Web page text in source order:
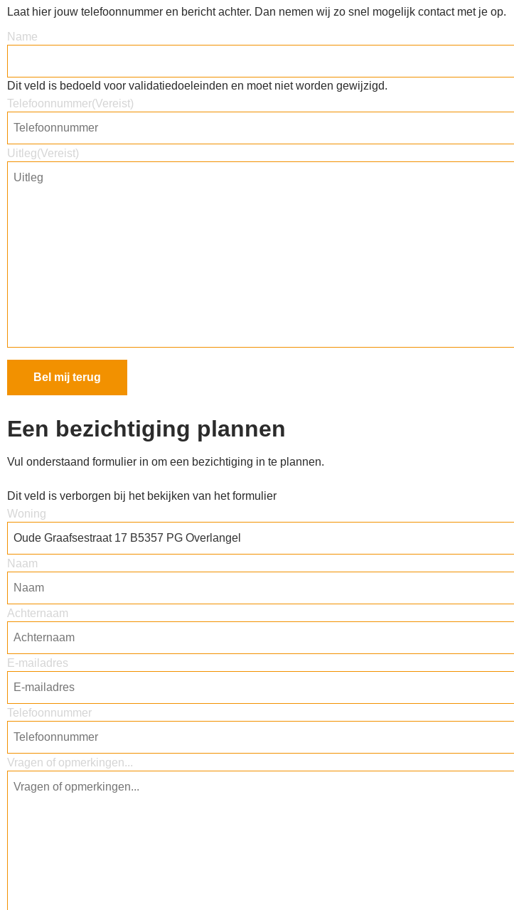
Laat hier jouw telefoonnummer en bericht achter. Dan nemen wij zo snel mogelijk contact met je op.
Name
Dit veld is bedoeld voor validatiedoeleinden en moet niet worden gewijzigd.
Telefoonnummer(Vereist)
Uitleg(Vereist)
Een bezichtiging plannen​
Vul onderstaand formulier in om een bezichtiging in te plannen.
Dit veld is verborgen bij het bekijken van het formulier
Woning
Naam
Achternaam
E-mailadres
Telefoonnummer
Vragen of opmerkingen...